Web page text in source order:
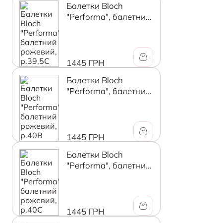
Балетки Bloch
"Performa", балетний
1445 ГРН
Балетки Bloch
"Performa", балетний
1445 ГРН
Балетки Bloch
"Performa", балетний
1445 ГРН